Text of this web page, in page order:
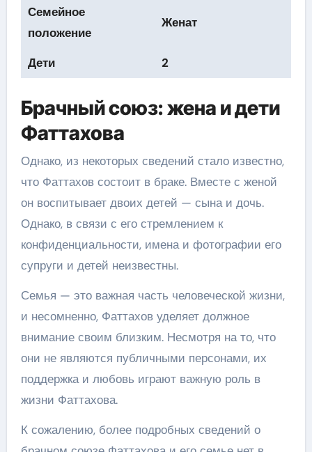
Семейное
положение
Женат
Дети 2
Брачный союз: жена и дети
Фаттахова
Однако, из некоторых сведений стало известно,
что Фаттахов состоит в браке. Вместе с женой
он воспитывает двоих детей — сына и дочь.
Однако, в связи с его стремлением к
конфиденциальности, имена и фотографии его
супруги и детей неизвестны.
Семья — это важная часть человеческой жизни,
и несомненно, Фаттахов уделяет должное
внимание своим близким. Несмотря на то, что
они не являются публичными персонами, их
поддержка и любовь играют важную роль в
жизни Фаттахова.
К сожалению, более подробных сведений о